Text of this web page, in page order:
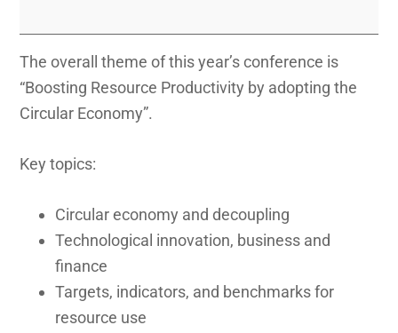
2015
The overall theme of this year’s conference is
“Boosting Resource Productivity by adopting the
Circular Economy”.
Key topics:
Circular economy and decoupling
Technological innovation, business and
finance
Targets, indicators, and benchmarks for
resource use